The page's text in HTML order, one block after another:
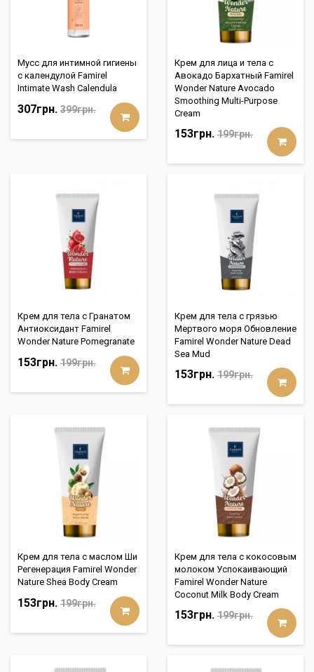
Мусс для интимной гигиены
с календулой Famirel
Intimate Wash Calendula
307грн. 399грн.
Крем для лица и тела с
Авокадо Бархатный Famirel
Wonder Nature Avocado
Smoothing Multi-Purpose
Cream
153грн. 199грн.
Крем для тела с Гранатом
Антиоксидант Famirel
Wonder Nature Pomegranate
153грн. 199грн.
Крем для тела с грязью
Мертвого моря Обновление
Famirel Wonder Nature Dead
Sea Mud
153грн. 199грн.
Крем для тела с маслом Ши
Регенерация Famirel Wonder
Nature Shea Body Cream
153грн. 199грн.
Крем для тела с кокосовым
молоком Успокаивающий
Famirel Wonder Nature
Coconut Milk Body Cream
153грн. 199грн.